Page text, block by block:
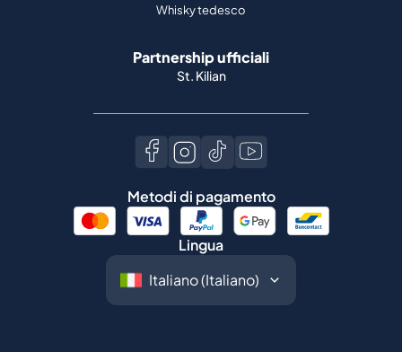
Whisky tedesco
Partnership ufficiali
St. Kilian
Metodi di pagamento
Lingua